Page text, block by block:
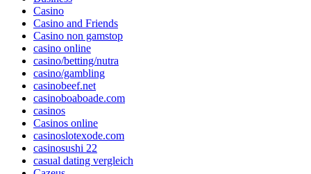
Casino
Casino and Friends
Casino non gamstop
casino online
casino/betting/nutra
casino/gambling
casinobeef.net
casinoboaboade.com
casinos
Casinos online
casinoslotexode.com
casinosushi 22
casual dating vergleich